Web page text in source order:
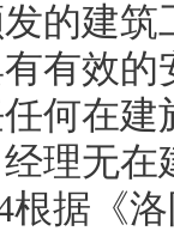
的建
有效
何在
理无
根据《